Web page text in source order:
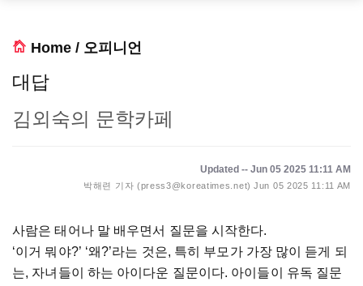
Home / 오피니언
대답
김외숙의 문학카페
Updated -- Jun 05 2025 11:11 AM
박해련 기자 (press3@koreatimes.net) Jun 05 2025 11:11 AM
사람은 태어나 말 배우면서 질문을 시작한다.
‘이거 뭐야?’ ‘왜?’라는 것은, 특히 부모가 가장 많이 듣게 되
는, 자녀들이 하는 아이다운 질문이다. 아이들이 유독 질문